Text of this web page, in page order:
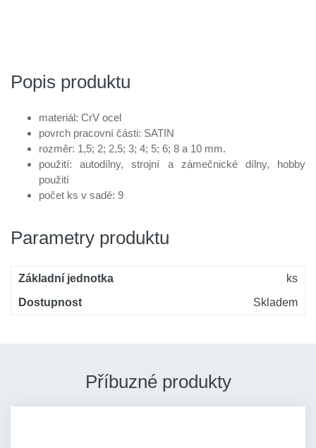
Popis produktu
materiál: CrV ocel
povrch pracovní části: SATIN
rozměr: 1,5; 2; 2,5; 3; 4; 5; 6; 8 a 10 mm.
použití: autodílny, strojní a zámečnické dílny, hobby
použití
počet ks v sadě: 9
Parametry produktu
Základní jednotka
ks
Dostupnost
Skladem
Příbuzné produkty